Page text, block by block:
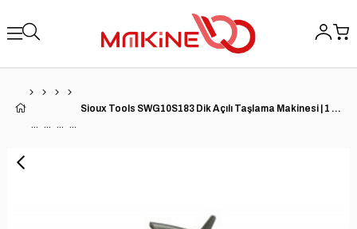
Sioux Tools SWG10S183 Dik Açılı Taşlama Makinesi | 1 HP | 18000 RPM | 3/8''-24 Mil İpliği